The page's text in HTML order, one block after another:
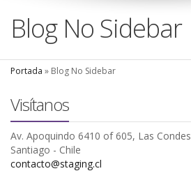
Blog No Sidebar
Portada » Blog No Sidebar
Visítanos
Av. Apoquindo 6410 of 605, Las Condes
Santiago - Chile
contacto@staging.cl